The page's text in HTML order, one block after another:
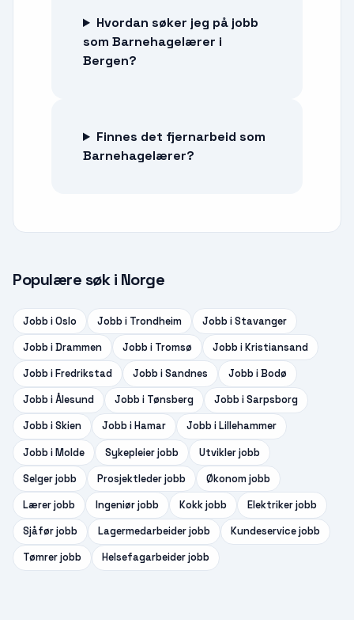
Hvordan søker jeg på jobb
som Barnehagelærer i
Bergen?
Finnes det fjernarbeid som
Barnehagelærer?
Populære søk i Norge
Jobb iOslo Jobb i Trondheim Jobb iStavanger
Jobb iDrammen Jobb i Tromsø Jobb iKristiansand
Jobb iFredrikstad Jobb iSandnes Jobb iBodø
Jobb iÅlesund Jobb i Tønsberg Jobb iSarpsborg
Jobb iSkien Jobb iHamar Jobb iLillehammer
Jobb iMolde Sykepleierjobb Utviklerjobb
Selgerjobb Prosjektlederjobb Økonomjobb
Lærerjobb Ingeniørjobb Kokkjobb Elektrikerjobb
Sjåførjobb Lagermedarbeiderjobb Kundeservicejobb
Tømrerjobb Helsefagarbeiderjobb